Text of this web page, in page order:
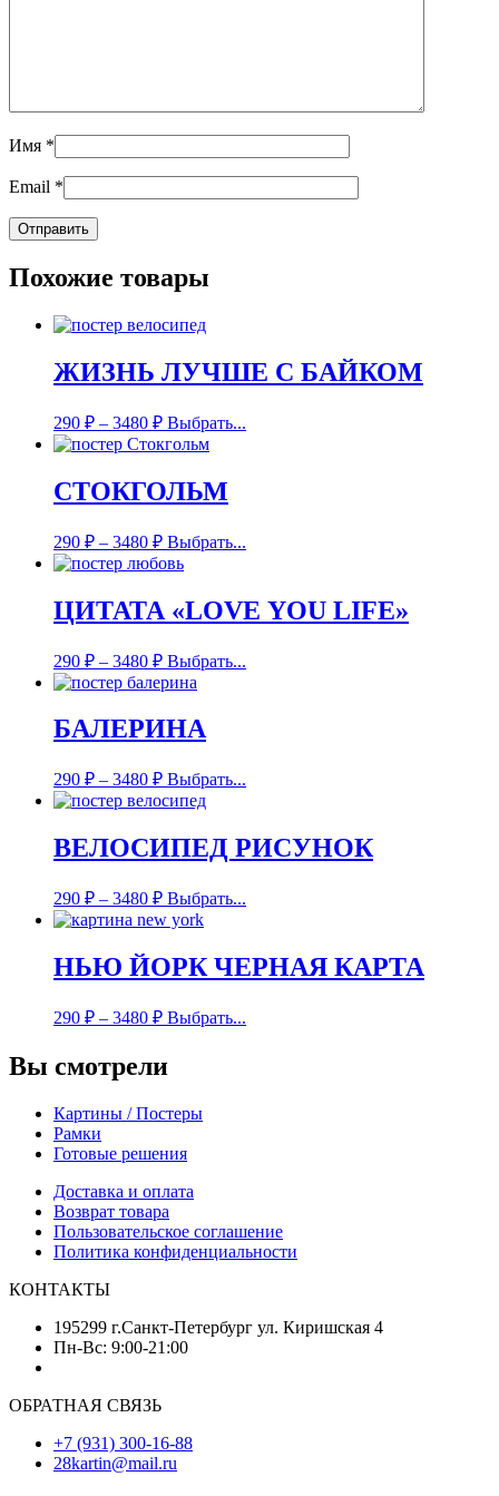
Имя *
Email *
Похожие товары
ЖИЗНЬ ЛУЧШЕ С БАЙКОМ
290 ₽ – 3480 ₽ Выбрать...
СТОКГОЛЬМ
290 ₽ – 3480 ₽ Выбрать...
ЦИТАТА «LOVE YOU LIFE»
290 ₽ – 3480 ₽ Выбрать...
БАЛЕРИНА
290 ₽ – 3480 ₽ Выбрать...
ВЕЛОСИПЕД РИСУНОК
290 ₽ – 3480 ₽ Выбрать...
НЬЮ ЙОРК ЧЕРНАЯ КАРТА
290 ₽ – 3480 ₽ Выбрать...
Вы смотрели
Картины / Постеры
Рамки
Готовые решения
Доставка и оплата
Возврат товара
Пользовательское соглашение
Политика конфиденциальности
КОНТАКТЫ
195299 г.Санкт-Петербург ул. Киришская 4
Пн-Вс: 9:00-21:00
ОБРАТНАЯ СВЯЗЬ
+7 (931) 300-16-88
28kartin@mail.ru